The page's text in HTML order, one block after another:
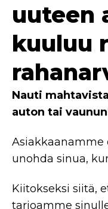
uuteen
kuuluu
Nauti
auton tai
Asiakkaanamme
unohda sinua,
Kiitokseksi siitä,
tarjoamme